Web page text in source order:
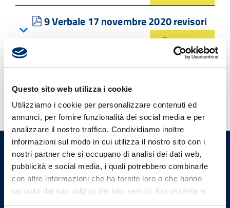
Questo sito web utilizza i cookie
Utilizziamo i cookie per personalizzare contenuti ed
annunci, per fornire funzionalità dei social media e per
analizzare il nostro traffico. Condividiamo inoltre
informazioni sul modo in cui utilizza il nostro sito con i
nostri partner che si occupano di analisi dei dati web,
pubblicità e social media, i quali potrebbero combinarle
con altre informazioni che ha fornito loro o che hanno
raccolto dal suo utilizzo dei loro servizi. Acconsenta ai
pdf
9 Verbale 17 novembre 2020 revisori
SCARICA
TORNA INDIETRO
Ordine Provinciale dei Medici
Chirurghi e degli Odontoiatri
di Varese